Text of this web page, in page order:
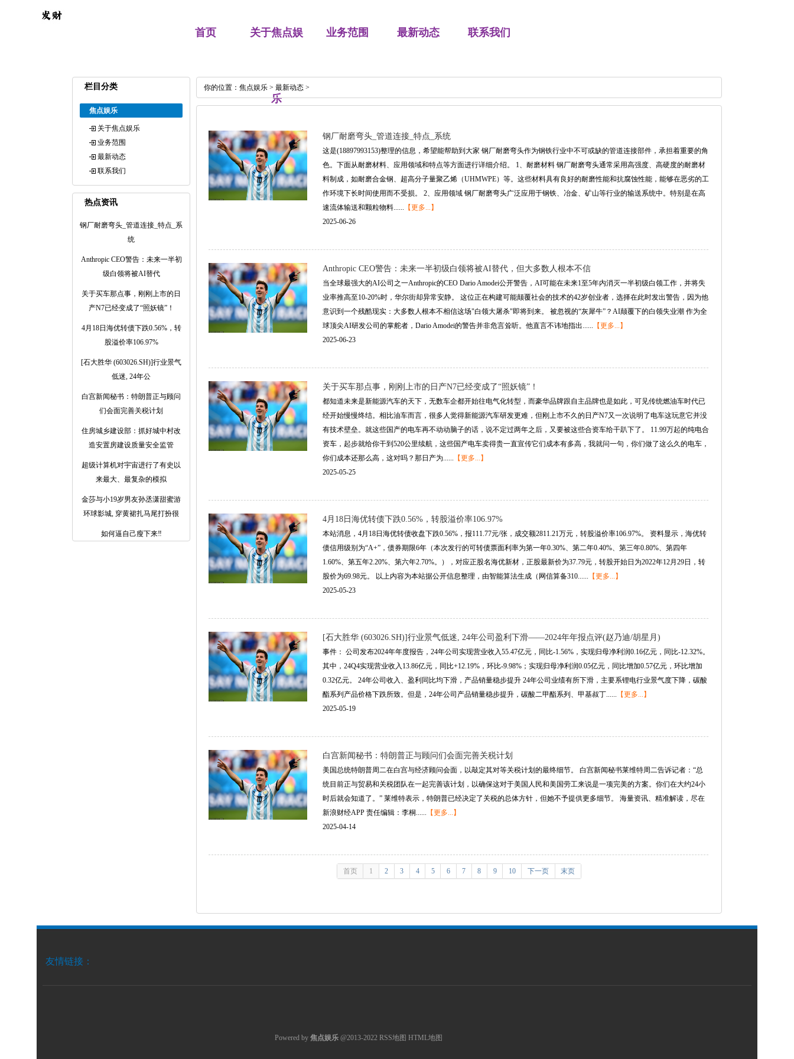
首页 关于焦点娱
乐
业务范围 最新动态 联系我们
栏目分类
焦点娱乐
关于焦点娱乐
业务范围
最新动态
联系我们
热点资讯
钢厂耐磨弯头_管道连接_特点_系
统
Anthropic CEO警告：未来一半初
级白领将被AI替代
关于买车那点事，刚刚上市的日
产N7已经变成了“照妖镜”！
4月18日海优转债下跌0.56%，转
股溢价率106.97%
[石大胜华 (603026.SH)]行业景气
低迷, 24年公
白宫新闻秘书：特朗普正与顾问
们会面完善关税计划
住房城乡建设部：抓好城中村改
造安置房建设质量安全监管
超级计算机对宇宙进行了有史以
来最大、最复杂的模拟
金莎与小19岁男友孙丞潇甜蜜游
环球影城, 穿黄裙扎马尾打扮很
如何逼自己瘦下来‼️
你的位置： 焦点娱乐 > 最新动态 >
钢厂耐磨弯头_管道连接_特点_系统
这是(18897993153)整理的信息，希望能帮助到大家 钢厂耐磨弯头作为钢铁行业中不可或缺的管道连接部件，承担着重要的角
色。下面从耐磨材料、应用领域和特点等方面进行详细介绍。 1、耐磨材料 钢厂耐磨弯头通常采用高强度、高硬度的耐磨材
料制成，如耐磨合金钢、超高分子量聚乙烯（UHMWPE）等。这些材料具有良好的耐磨性能和抗腐蚀性能，能够在恶劣的工
作环境下长时间使用而不受损。 2、应用领域 钢厂耐磨弯头广泛应用于钢铁、冶金、矿山等行业的输送系统中。特别是在高
速流体输送和颗粒物料...... 【更多...】
2025-06-26
Anthropic CEO警告：未来一半初级白领将被AI替代，但大多数人根本不信
当全球最强大的AI公司之一Anthropic的CEO Dario Amodei公开警告，AI可能在未来1至5年内消灭一半初级白领工作，并将失
业率推高至10-20%时，华尔街却异常安静。 这位正在构建可能颠覆社会的技术的42岁创业者，选择在此时发出警告，因为他
意识到一个残酷现实：大多数人根本不相信这场"白领大屠杀"即将到来。 被忽视的“灰犀牛”？AI颠覆下的白领失业潮 作为全
球顶尖AI研发公司的掌舵者，Dario Amodei的警告并非危言耸听。他直言不讳地指出...... 【更多...】
2025-06-23
关于买车那点事，刚刚上市的日产N7已经变成了“照妖镜”！
都知道未来是新能源汽车的天下，无数车企都开始往电气化转型，而豪华品牌跟自主品牌也是如此，可见传统燃油车时代已
经开始慢慢终结。相比油车而言，很多人觉得新能源汽车研发更难，但刚上市不久的日产N7又一次说明了电车这玩意它并没
有技术壁垒。就这些国产的电车再不动动脑子的话，说不定过两年之后，又要被这些合资车给干趴下了。 11.99万起的纯电合
资车，起步就给你干到520公里续航，这些国产电车卖得贵一直宣传它们成本有多高，我就问一句，你们做了这么久的电车，
你们成本还那么高，这对吗？那日产为...... 【更多...】
2025-05-25
4月18日海优转债下跌0.56%，转股溢价率106.97%
本站消息，4月18日海优转债收盘下跌0.56%，报111.77元/张，成交额2811.21万元，转股溢价率106.97%。 资料显示，海优转
债信用级别为“A+”，债券期限6年（本次发行的可转债票面利率为第一年0.30%、第二年0.40%、第三年0.80%、第四年
1.60%、第五年2.20%、第六年2.70%。），对应正股名海优新材，正股最新价为37.79元，转股开始日为2022年12月29日，转
股价为69.98元。 以上内容为本站据公开信息整理，由智能算法生成（网信算备310...... 【更多...】
2025-05-23
[石大胜华 (603026.SH)]行业景气低迷, 24年公司盈利下滑——2024年年报点评(赵乃迪/胡星月)
事件： 公司发布2024年年度报告，24年公司实现营业收入55.47亿元，同比-1.56%，实现归母净利润0.16亿元，同比-12.32%。
其中，24Q4实现营业收入13.86亿元，同比+12.19%，环比-9.98%；实现归母净利润0.05亿元，同比增加0.57亿元，环比增加
0.32亿元。 24年公司收入、盈利同比均下滑，产品销量稳步提升 24年公司业绩有所下滑，主要系锂电行业景气度下降，碳酸
酯系列产品价格下跌所致。但是，24年公司产品销量稳步提升，碳酸二甲酯系列、甲基叔丁...... 【更多...】
2025-05-19
白宫新闻秘书：特朗普正与顾问们会面完善关税计划
美国总统特朗普周二在白宫与经济顾问会面，以敲定其对等关税计划的最终细节。 白宫新闻秘书莱维特周二告诉记者：“总
统目前正与贸易和关税团队在一起完善该计划，以确保这对于美国人民和美国劳工来说是一项完美的方案。你们在大约24小
时后就会知道了。” 莱维特表示，特朗普已经决定了关税的总体方针，但她不予提供更多细节。 海量资讯、精准解读，尽在
新浪财经APP 责任编辑：李桐...... 【更多...】
2025-04-14
首页 1 2 3 4 5 6 7 8 9 10 下一页 末页
友情链接：
Powered by 焦点娱乐 @2013-2022 RSS地图 HTML地图